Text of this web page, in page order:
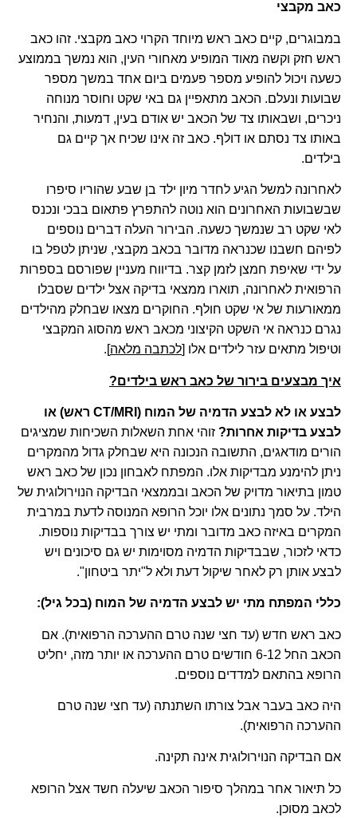
כאב מקבצי
במבוגרים, קיים כאב ראש מיוחד הקרוי כאב מקבצי. זהו כאב
ראש חזק וקשה מאוד המופיע מאחורי העין, הוא נמשך בממוצע
כשעה ויכול להופיע מספר פעמים ביום אחד במשך מספר
שבועות ונעלם. הכאב מתאפיין גם באי שקט וחוסר מנוחה
ניכרים, ושבאותו צד של הכאב יש אודם בעין, דמעות, והנחיר
באותו צד נסתם או דולף. כאב זה אינו שכיח אך קיים גם
בילדים.
לאחרונה למשל הגיע לחדר מיון ילד בן שבע שהוריו סיפרו
שבשבועות האחרונים הוא נוטה להתפרץ פתאום בבכי ונכנס
לאי שקט רב שנמשך כשעה. הבירור העלה דברים נוספים
לפיהם חשבנו שכנראה מדובר בכאב מקבצי, שניתן לטפל בו
על ידי שאיפת חמצן לזמן קצר. בדיווח מעניין שפורסם בספרות
הרפואית לאחרונה, תוארו ממצאי בדיקה אצל ילדים שסבלו
ממאורעות של אי שקט חולף. החוקרים מצאו שבחלק מהילדים
נגרם כנראה אי השקט הקיצוני מכאב ראש מהסוג המקבצי
וטיפול מתאים עזר לילדים אלו [לכתבה מלאה].
איך מבצעים בירור של כאב ראש בילדים?
לבצע או לא לבצע הדמיה של המוח (CT/MRI ראש) או
לבצע בדיקות אחרות?זוהי אחת השאלות השכיחות שמציגים
הורים מודאגים, התשובה הנכונה היא שבחלק גדול מהמקרים
ניתן להימנע מבדיקות אלו. המפתח לאבחון נכון של כאב ראש
טמון בתיאור מדויק של הכאב ובממצאי הבדיקה הנוירולוגית של
הילד. על סמך נתונים אלו יוכל הרופא המנוסה לדעת במרבית
המקרים באיזה כאב מדובר ומתי יש צורך בבדיקות נוספות.
כדאי לזכור, שבבדיקות הדמיה מסוימות יש גם סיכונים ויש
לבצע אותן רק לאחר שיקול דעת ולא ל"יתר ביטחון".
כללי המפתח מתי יש לבצע הדמיה של המוח (בכל גיל):
כאב ראש חדש(עד חצי שנה טרם ההערכה הרפואית). אם
הכאב החל 6-12 חודשים טרם ההערכה או יותר מזה, יחליט
הרופא בהתאם למדדים נוספים.
היה כאב בעבר אבל צורתו השתנתה(עד חצי שנה טרם
ההערכה הרפואית).
אםהבדיקה הנוירולוגית אינה תקינה.
כל תיאור אחר במהלך סיפור הכאב שיעלה חשד אצל הרופא
לכאב מסוכן.